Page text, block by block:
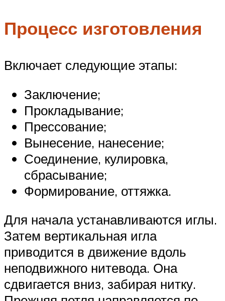
Процесс изготовления
Включает следующие этапы:
Заключение;
Прокладывание;
Прессование;
Вынесение, нанесение;
Соединение, кулировка,
сбрасывание;
Формирование, оттяжка.
Для начала устанавливаются иглы.
Затем вертикальная игла
приводится в движение вдоль
неподвижного нитевода. Она
сдвигается вниз, забирая нитку.